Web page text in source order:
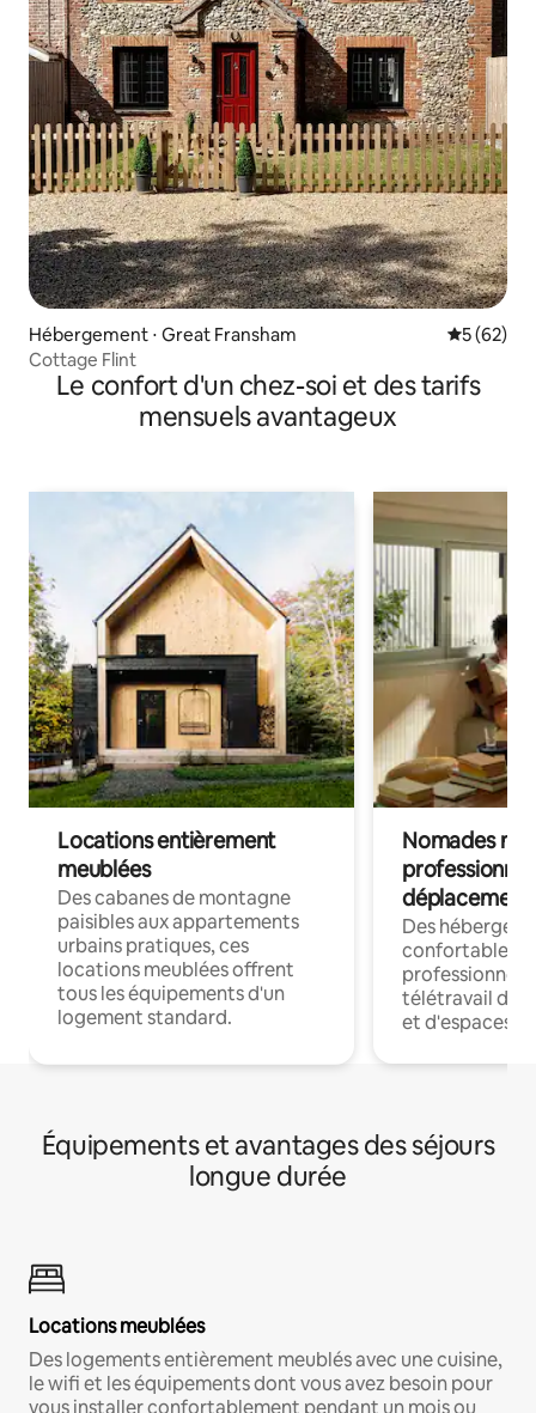
Hébergement ⋅ Great Fransham
5 (62)
Cottage Flint
Le confort d'un chez-soi et des tarifs
mensuels avantageux
Locations entièrement
meublées
Des cabanes de montagne
paisibles aux appartements
urbains pratiques, ces
locations meublées offrent
tous les équipements d'un
logement standard.
Nomades
déplacement
Des
confortables
professionnels
télétravail
et d'espaces
Équipements et avantages des séjours
longue durée
Locations meublées
Des logements entièrement meublés avec une cuisine,
le wifi et les équipements dont vous avez besoin pour
vous installer confortablement pendant un mois ou